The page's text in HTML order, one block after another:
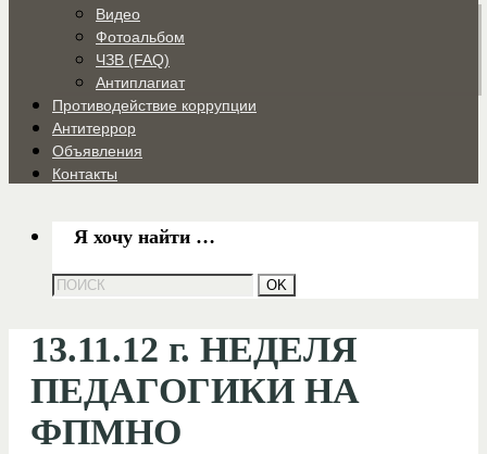
Видео
Фотоальбом
ЧЗВ (FAQ)
Антиплагиат
Противодействие коррупции
Антитеррор
Объявления
Контакты
Я хочу найти …
13.11.12 г. НЕДЕЛЯ
ПЕДАГОГИКИ НА
ФПМНО